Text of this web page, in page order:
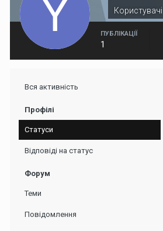
Користувачі
ПУБЛІКАЦІЇ
1
Вся активність
Профілі
Статуси
Відповіді на статус
Форум
Теми
Повідомлення